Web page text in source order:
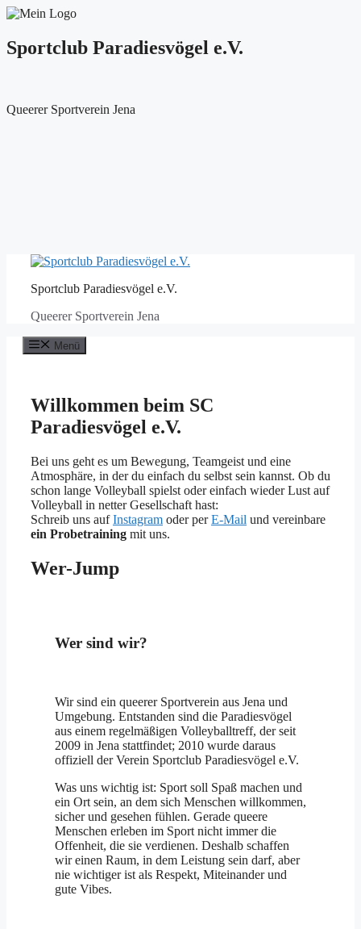
Sportclub Paradiesvögel e.V.
Queerer Sportverein Jena
springenSportclub Paradiesvögel e.V.
Queerer Sportverein Jena
Menü
Willkommen beim SC
Paradiesvögel e.V.
Bei uns geht es um Bewegung, Teamgeist und eine
Atmosphäre, in der du einfach du selbst sein kannst. Ob du
schon lange Volleyball spielst oder einfach wieder Lust auf
Volleyball in netter Gesellschaft hast:
Schreib uns aufInstagram oder perE-Mail und vereinbare
ein Probetraining mit uns.
Wer-Jump
Wer sind wir?
Wir sind ein queerer Sportverein aus Jena und
Umgebung. Entstanden sind die Paradiesvögel
aus einem regelmäßigen Volleyballtreff, der seit
2009 in Jena stattfindet; 2010 wurde daraus
offiziell der Verein Sportclub Paradiesvögel e.V.
Was uns wichtig ist: Sport soll Spaß machen und
ein Ort sein, an dem sich Menschen willkommen,
sicher und gesehen fühlen. Gerade queere
Menschen erleben im Sport nicht immer die
Offenheit, die sie verdienen. Deshalb schaffen
wir einen Raum, in dem Leistung sein darf, aber
nie wichtiger ist als Respekt, Miteinander und
gute Vibes.